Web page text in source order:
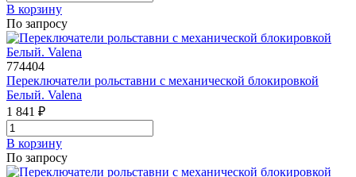
В корзинy
По запросу
774404
Переключатели рольставни с механической блокировкой
Белый. Valena
1 841 ₽
В корзинy
По запросу